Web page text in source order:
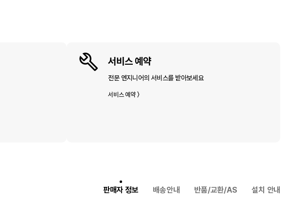
서비스 예약
전문 엔지니어의 서비스를 받아보세요
서비스 예약 〉
판매자 정보 배송안내 반품/교환/AS 설치 안내